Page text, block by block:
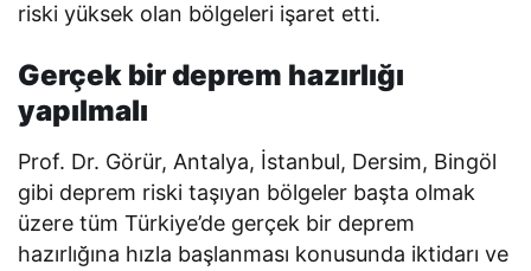
riski yüksek olan bölgeleri işaret etti.
Gerçek bir deprem hazırlığı
yapılmalı
Prof. Dr. Görür, Antalya, İstanbul, Dersim, Bingöl
gibi deprem riski taşıyan bölgeler başta olmak
üzere tüm Türkiye’de gerçek bir deprem
hazırlığına hızla başlanması konusunda iktidarı ve